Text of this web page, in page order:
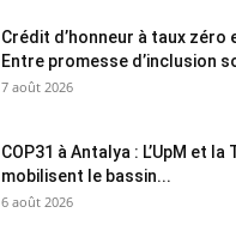
Crédit d’honneur à taux zéro
Entre promesse d’inclusion
7 août 2026
COP31 à Antalya : L’UpM et la
mobilisent le bassin...
6 août 2026